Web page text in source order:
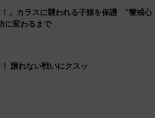
）があることが判明。里親さんを探すのは
い』という思いから、我が家で迎え入れる
状態になっていること）
跡
！」カラスに襲われる子猫を保護 “警戒心
に変わるまで
譲れない戦いにクスッ